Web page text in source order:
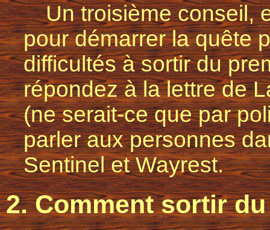
Un troisième conseil,
pour démarrer la quête
difficultés à sortir du
répondez à la lettre de
(ne serait-ce que par
parler aux personnes
Sentinel et Wayrest.
2. Comment sortir